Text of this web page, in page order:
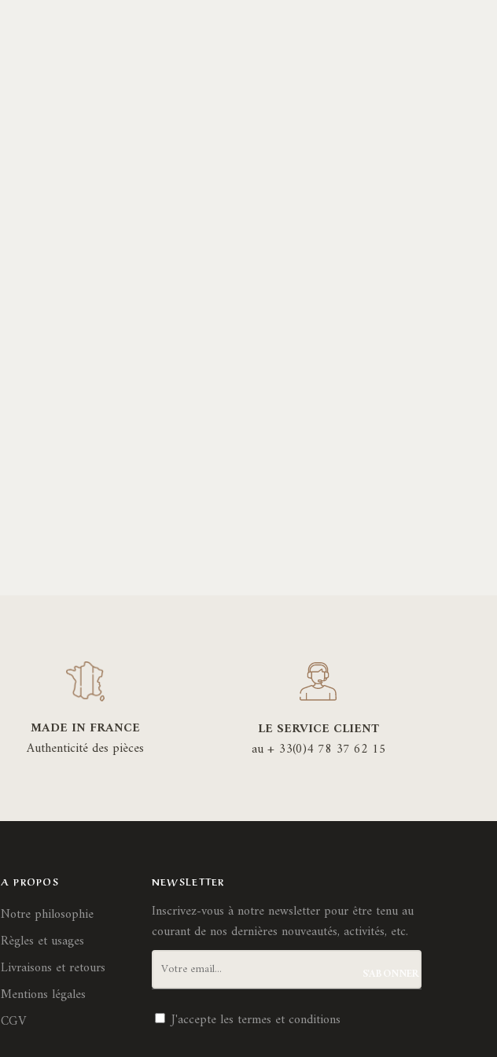
MADE IN FRANCE
Authenticité des pièces
LE SERVICE CLIENT
au + 33(0)4 78 37 62 15
A PROPOS
Notre philosophie
Règles et usages
Livraisons et retours
Mentions légales
CGV
NEWSLETTER
Inscrivez-vous à notre newsletter pour être tenu au
courant de nos dernières nouveautés, activités, etc.
J'accepte les termes et conditions